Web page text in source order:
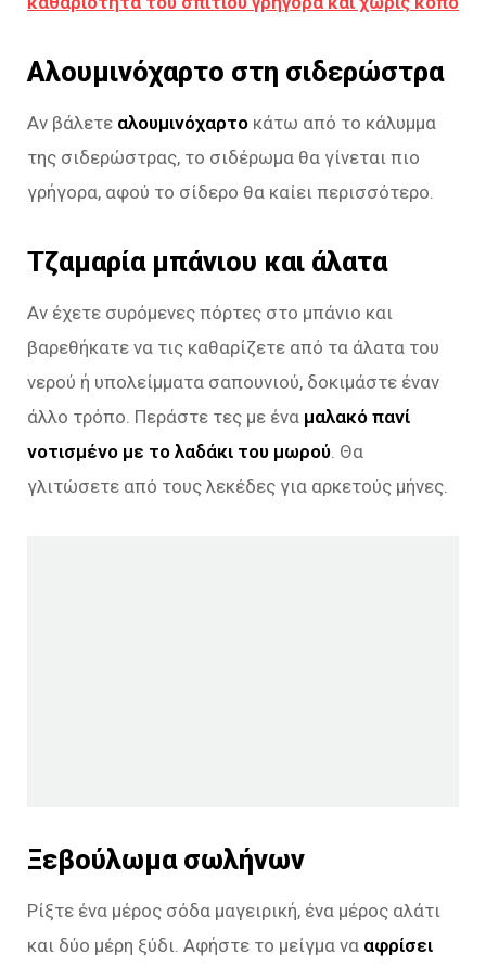
Αλουμινόχαρτο στη σιδερώστρα
Αν βάλετε αλουμινόχαρτο κάτω από το κάλυμμα
της σιδερώστρας, το σιδέρωμα θα γίνεται πιο
γρήγορα, αφού το σίδερο θα καίει περισσότερο.
Τζαμαρία μπάνιου και άλατα
Αν έχετε συρόμενες πόρτες στο μπάνιο και
βαρεθήκατε να τις καθαρίζετε από τα άλατα του
νερού ή υπολείμματα σαπουνιού, δοκιμάστε έναν
άλλο τρόπο. Περάστε τες με ένα μαλακό πανί
νοτισμένο με το λαδάκι του μωρού . Θα
γλιτώσετε από τους λεκέδες για αρκετούς μήνες.
Ξεβούλωμα σωλήνων
Ρίξτε ένα μέρος σόδα μαγειρική, ένα μέρος αλάτι
και δύο μέρη ξύδι. Αφήστε το μείγμα να αφρίσει